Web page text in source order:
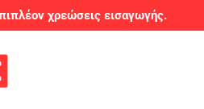
χρεώσεις εισαγωγής.